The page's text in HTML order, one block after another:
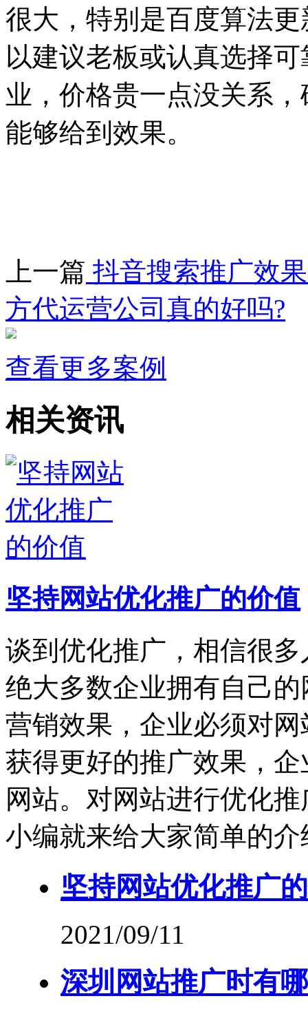
很大，特别是百度算法
以建议老板或认真选择
业，价格贵一点没关系
能够给到效果。
上一篇 抖音搜索推广效
方代运营公司真的好吗?
查看更多案例
相关资讯
坚持网站优化推广的价值
谈到优化推广，相信很
绝大多数企业拥有自己
营销效果，企业必须对
获得更好的推广效果，
网站。对网站进行优化
小编就来给大家简单的
坚持网站优化推广
2021/09/11
深圳网站推广时有